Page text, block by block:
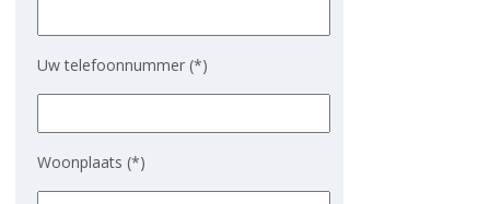
Uw telefoonnummer (*)
Gelieve dit veld leeg te laten.
Woonplaats (*)